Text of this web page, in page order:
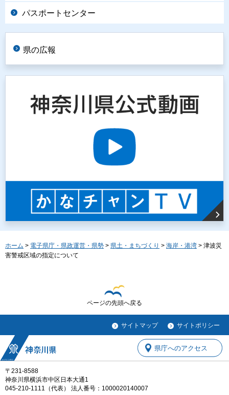
パスポートセンター
県の広報
ホーム > 電子県庁・県政運営・県勢 > 県土・まちづくり > 海岸・港湾 > 津波災
害警戒区域の指定について
ページの先頭へ戻る
サイトマップ サイトポリシー
〒231-8588
神奈川県横浜市中区日本大通1
045-210-1111（代表） 法人番号：1000020140007
県庁へのアクセス